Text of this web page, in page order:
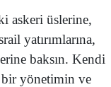
askeri üslerine,
yatırımlarına,
baksın. Kendi
bir yönetimin ve